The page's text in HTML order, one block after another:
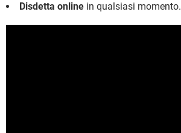
Disdetta online in qualsiasi momento.